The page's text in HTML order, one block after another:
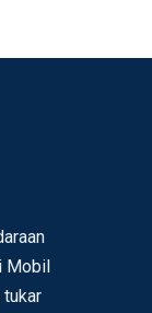
Mobil
tukar